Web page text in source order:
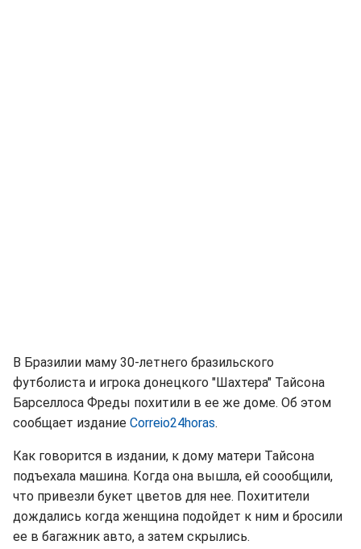
В Бразилии маму 30-летнего бразильского
футболиста и игрока донецкого "Шахтера" Тайсона
Барселлоса Фреды похитили в ее же доме. Об этом
сообщает издание Correio24horas.
Как говорится в издании, к дому матери Тайсона
подъехала машина. Когда она вышла, ей соообщили,
что привезли букет цветов для нее. Похитители
дождались когда женщина подойдет к ним и бросили
ее в багажник авто, а затем скрылись.